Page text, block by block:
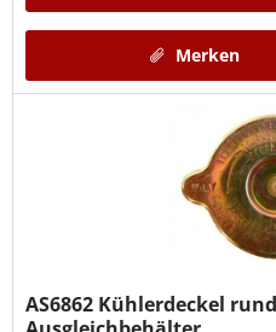
Merken
AS6862 Kühlerdeckel